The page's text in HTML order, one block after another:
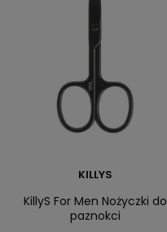
KILLYS
KillyS For Men Nożyczki do
paznokci